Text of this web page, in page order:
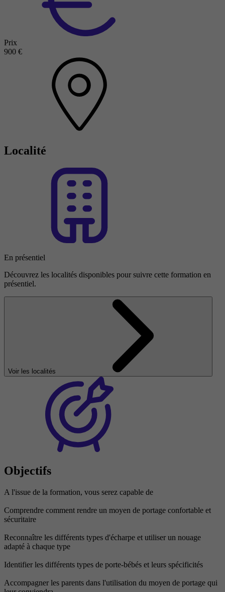
Prix
900 €
Localité
En présentiel
Découvrez les localités disponibles pour suivre cette formation en
présentiel.
Voir les localités
Objectifs
A l'issue de la formation, vous serez capable de
Comprendre comment rendre un moyen de portage confortable et
sécuritaire
Reconnaître les différents types d'écharpe et utiliser un nouage
adapté à chaque type
Identifier les différents types de porte-bébés et leurs spécificités
Accompagner les parents dans l'utilisation du moyen de portage qui